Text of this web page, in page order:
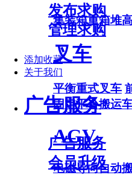
发布求购
管理求购
添加收藏
关于我们
广告服务
广告服务
会员升级
集装箱重箱堆
叉车
平衡重式叉车
固定平台搬运
AGV
电磁导向自动